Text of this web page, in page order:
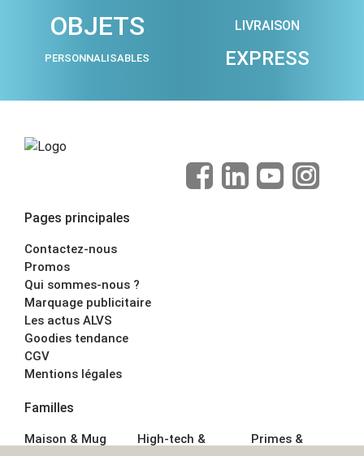
OBJETS
PERSONNALISABLES
LIVRAISON
EXPRESS
Pages principales
Contactez-nous
Promos
Qui sommes-nous ?
Marquage publicitaire
Les actus ALVS
Goodies tendance
CGV
Mentions légales
Familles
Maison & Mug
High-tech &
Primes &